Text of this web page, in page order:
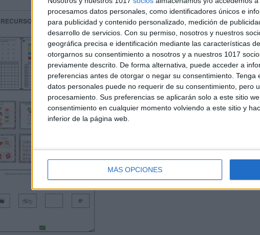
procesamos datos personales, como identificadores únicos e
para publicidad y contenido personalizado, medición de
desarrollo de servicios. Con su permiso, nosotros y nuestros
geográfica precisa e identificación mediante las características
otorgarnos su consentimiento a nosotros y a nuestros 1017
previamente descrito. De forma alternativa, puede acceder a
preferencias antes de otorgar o negar su consentimiento. Tenga
datos personales puede no requerir de su consentimiento, pero
procesamiento. Sus preferencias se aplicarán solo a este sitio
consentimiento en cualquier momento volviendo a este sitio y
inferior de la página web.
MÁS OPCIONES
SOBRE ESTE TEMA
Ejercicio de estimulación cognitiva para
coordenadas
CUADERNO DE ESTIMULACION COGNITIVA
Estimulación cognitiva para adultos con